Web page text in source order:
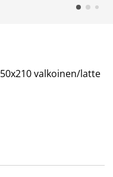
valkoinen/latte